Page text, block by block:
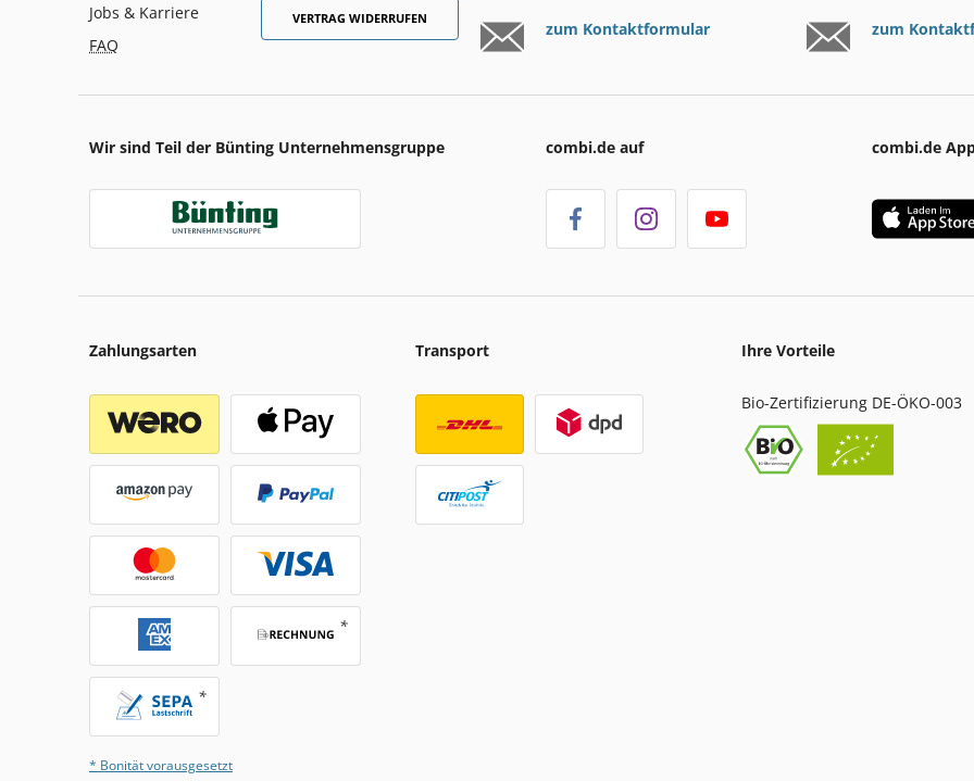
Jobs & Karriere
FAQ
VERTRAG WIDERRUFEN
zum Kontaktformular zum
Wir sind Teil der Bünting Unternehmensgruppe combi.de auf combi.de
Zahlungsarten
* Bonität vorausgesetzt
Transport Ihre Vorteile
Bio-Zertifizierung DE-ÖKO-003